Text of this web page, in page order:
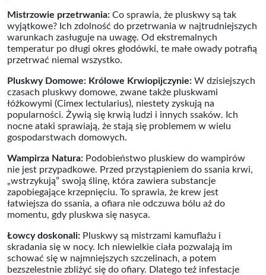
Mistrzowie przetrwania: Co sprawia, że pluskwy są tak
wyjątkowe? Ich zdolność do przetrwania w najtrudniejszych
warunkach zasługuje na uwagę. Od ekstremalnych
temperatur po długi okres głodówki, te małe owady potrafią
przetrwać niemal wszystko.
Pluskwy Domowe: Królowe Krwiopijczynie: W dzisiejszych
czasach pluskwy domowe, zwane także pluskwami
łóżkowymi (Cimex lectularius), niestety zyskują na
popularności. Żywią się krwią ludzi i innych ssaków. Ich
nocne ataki sprawiają, że stają się problemem w wielu
gospodarstwach domowych.
Wampirza Natura: Podobieństwo pluskiew do wampirów
nie jest przypadkowe. Przed przystąpieniem do ssania krwi,
„wstrzykują” swoją ślinę, która zawiera substancje
zapobiegające krzepnięciu. To sprawia, że krew jest
łatwiejsza do ssania, a ofiara nie odczuwa bólu aż do
momentu, gdy pluskwa się nasyca.
Łowcy doskonali: Pluskwy są mistrzami kamuflażu i
skradania się w nocy. Ich niewielkie ciała pozwalają im
schować się w najmniejszych szczelinach, a potem
bezszelestnie zbliżyć się do ofiary. Dlatego też infestacje